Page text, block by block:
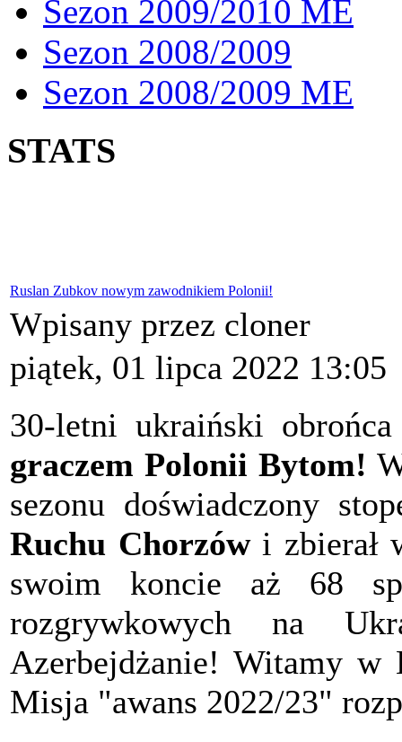
Sezon 2009/2010 ME
Sezon 2008/2009
Sezon 2008/2009 ME
STATS
Ruslan Zubkov nowym zawodnikiem Polonii!
Wpisany przez cloner
piątek, 01 lipca 2022 13:05
30-letni ukraiński
graczem Polonii Bytom!
sezonu doświadczony
Ruchu Chorzówi zbierał
swoim koncie aż 68
rozgrywkowych na
Azerbejdżanie! Witamy
Misja "awans 2022/23"